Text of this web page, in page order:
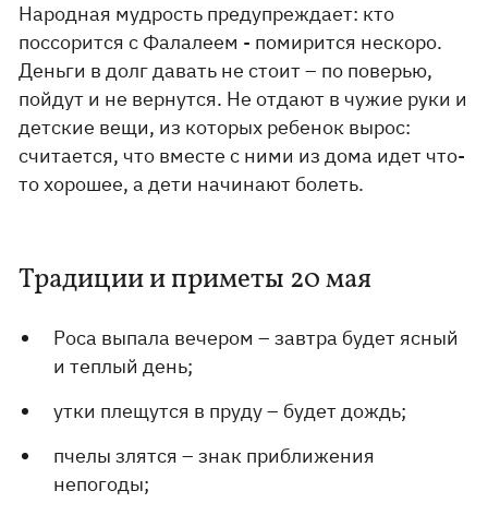
Народная мудрость предупреждает: кто
поссорится с Фалалеем - помирится нескоро.
Деньги в долг давать не стоит – по поверью,
пойдут и не вернутся. Не отдают в чужие руки и
детские вещи, из которых ребенок вырос:
считается, что вместе с ними из дома идет что-
то хорошее, а дети начинают болеть.
Традиции и приметы 20 мая
Роса выпала вечером – завтра будет ясный
и теплый день;
утки плещутся в пруду – будет дождь;
пчелы злятся – знак приближения
непогоды;